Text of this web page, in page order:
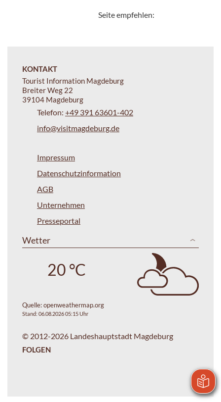
Seite empfehlen:
KONTAKT
Tourist Information Magdeburg
Breiter Weg 22
39104 Magdeburg
Telefon: +49 391 63601-402
info@visitmagdeburg.de
Impressum
Datenschutzinformation
AGB
Unternehmen
Presseportal
Wetter
20 °C
Quelle:openweathermap.org
Stand: 06.08.2026 05:15 Uhr
© 2012-2026 Landeshauptstadt Magdeburg
FOLGEN